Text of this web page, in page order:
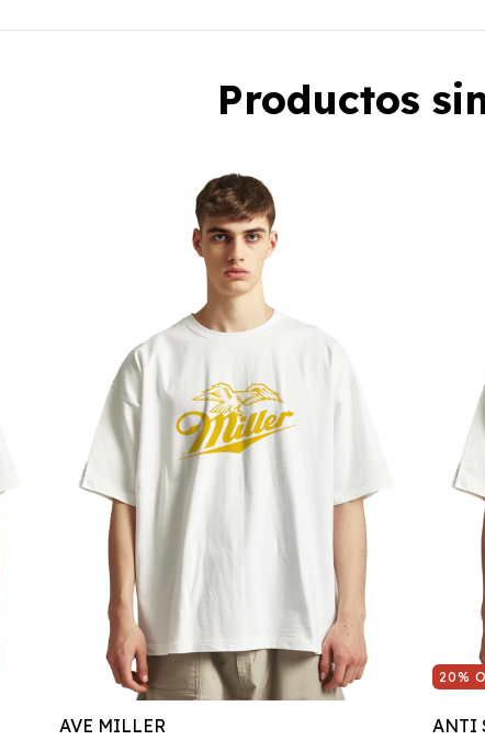
Productos
AVE MILLER
20%
ANTI